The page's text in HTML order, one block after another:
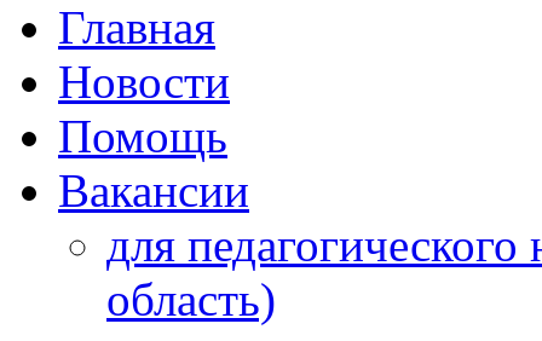
Главная
Новости
Помощь
Вакансии
для
область)